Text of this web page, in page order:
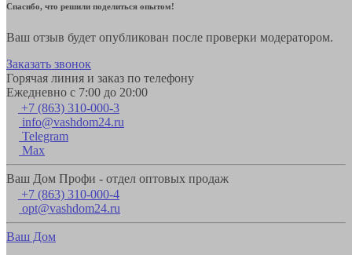
Спасибо, что решили поделиться опытом!
Ваш отзыв будет опубликован после проверки модератором.
Заказать звонок
Горячая линия и заказ по телефону
Ежедневно с 7:00 до 20:00
+7 (863) 310-000-3
info@vashdom24.ru
Telegram
Max
Ваш Дом Профи - отдел оптовых продаж
+7 (863) 310-000-4
opt@vashdom24.ru
Ваш Дом